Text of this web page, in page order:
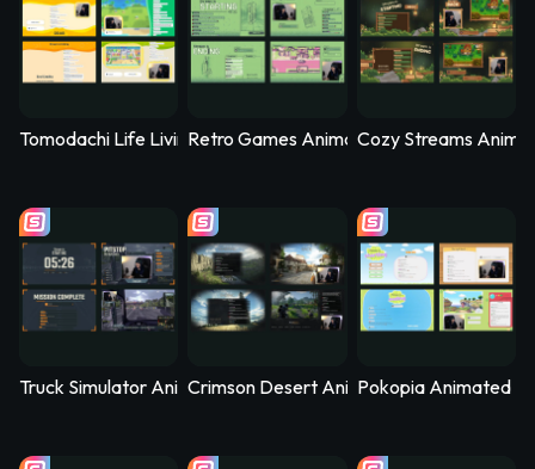
Tomodachi Life Living the Dream Animated Stream Overlay -
Retro Games Animated Stream Overlay
Cozy Streams
Truck Simulator Animated Stream Overlay – Logistica
Crimson Desert Animated Stream
Pokopia Animated